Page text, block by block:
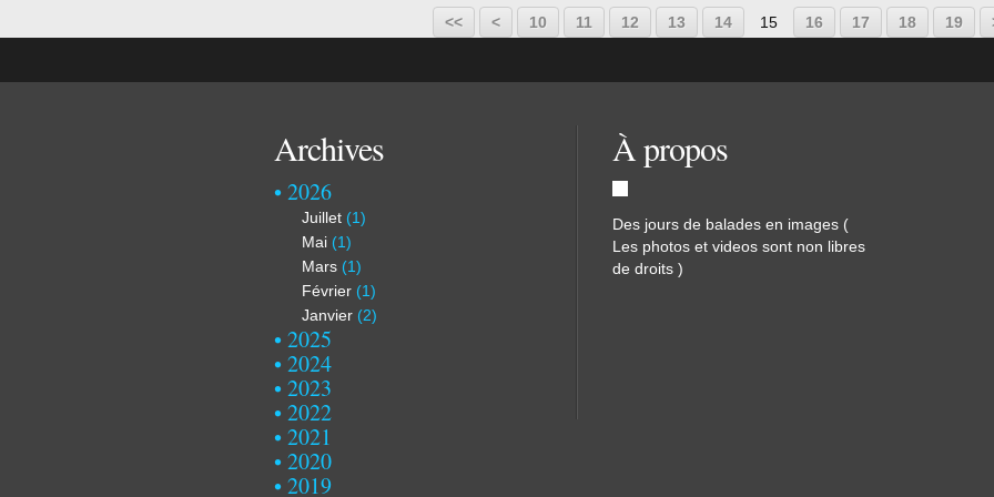
<< < 10 11 12 13 14 15 16 17 18 19
Archives
2026
Juillet (1)
Mai (1)
Mars (1)
Février (1)
Janvier (2)
2025
2024
2023
2022
2021
2020
2019
À propos
Des jours de balades en images (
Les photos et videos sont non libres
de droits )